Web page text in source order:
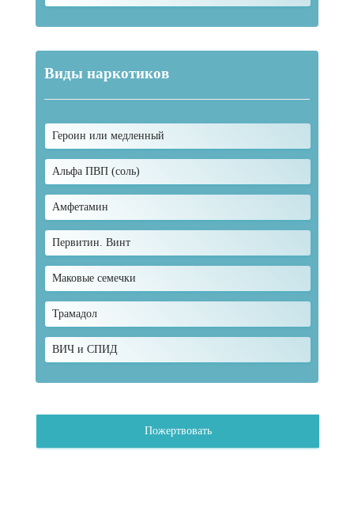
Виды наркотиков
Героин или медленный
Альфа ПВП (соль)
Амфетамин
Первитин. Винт
Маковые семечки
Трамадол
ВИЧ и СПИД
Пожертвовать